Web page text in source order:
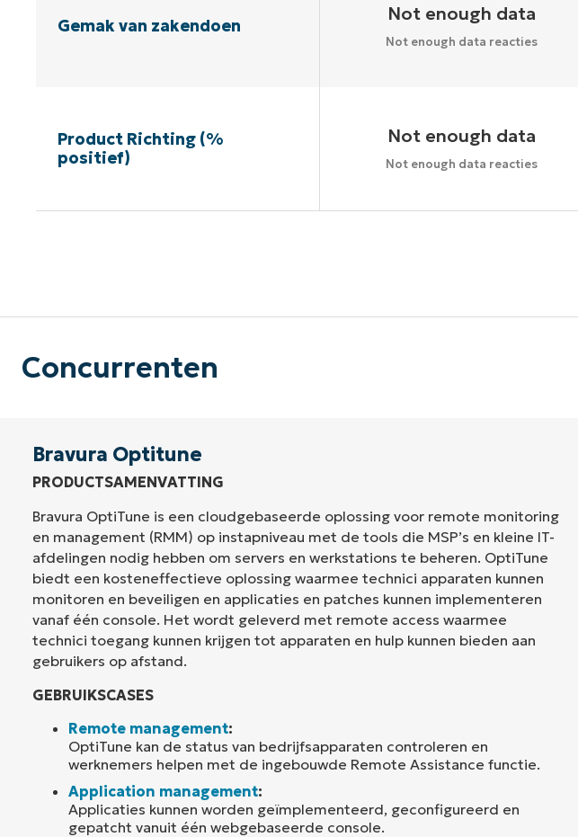
Gemak van zakendoen
Not enough data
Not enough data reacties
Product Richting (%
positief)
Not enough data
Not enough data reacties
Concurrenten
Bravura Optitune
PRODUCTSAMENVATTING
Bravura OptiTune is een cloudgebaseerde oplossing voor remote monitoring
en management (RMM) op instapniveau met de tools die MSP’s en kleine IT-
afdelingen nodig hebben om servers en werkstations te beheren. OptiTune
biedt een kosteneffectieve oplossing waarmee technici apparaten kunnen
monitoren en beveiligen en applicaties en patches kunnen implementeren
vanaf één console. Het wordt geleverd met remote access waarmee
technici toegang kunnen krijgen tot apparaten en hulp kunnen bieden aan
gebruikers op afstand.
GEBRUIKSCASES
Remote management:
OptiTune kan de status van bedrijfsapparaten controleren en
werknemers helpen met de ingebouwde Remote Assistance functie.
Application management:
Applicaties kunnen worden geïmplementeerd, geconfigureerd en
gepatcht vanuit één webgebaseerde console.